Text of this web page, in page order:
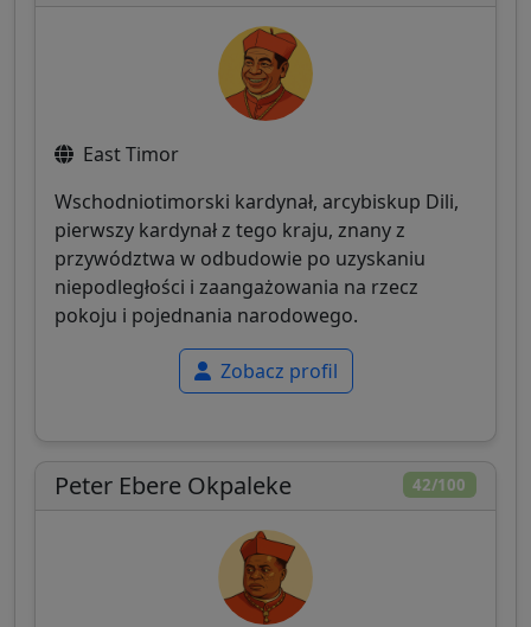
East Timor
Wschodniotimorski kardynał, arcybiskup Dili,
pierwszy kardynał z tego kraju, znany z
przywództwa w odbudowie po uzyskaniu
niepodległości i zaangażowania na rzecz
pokoju i pojednania narodowego.
Zobacz profil
42/100
Peter Ebere Okpaleke